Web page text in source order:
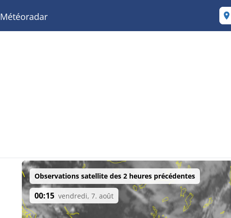
Météoradar
Observations satellite des 2 heures précédentes
00:15 vendredi, 7. août